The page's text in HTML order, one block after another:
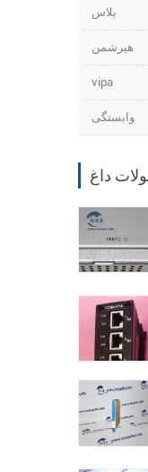
پلاس
هیرشمن
vipa
وابستگی
داغ